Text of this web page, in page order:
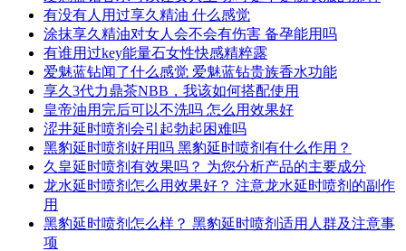
有没有人用过享久精油 什么感觉
涂抹享久精油对女人会不会有伤害 备孕能用吗
有谁用过key能量石女性快感精粹露
爱魅蓝钻闻了什么感觉 爱魅蓝钻贵族香水功能
享久3代力鼎茶NBB，我该如何搭配使用
皇帝油用完后可以不洗吗 怎么用效果好
涩井延时喷剂会引起勃起困难吗
黑豹延时喷剂好用吗 黑豹延时喷剂有什么作用？
久皇延时喷剂有效果吗？ 为您分析产品的主要成分
龙水延时喷剂怎么用效果好？ 注意龙水延时喷剂的副作
用
黑豹延时喷剂怎么样？ 黑豹延时喷剂适用人群及注意事
项